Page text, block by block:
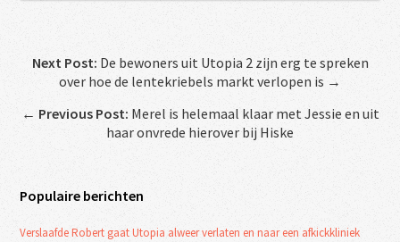
Next Post: De bewoners uit Utopia 2 zijn erg te spreken
over hoe de lentekriebels markt verlopen is →
← Previous Post: Merel is helemaal klaar met Jessie en uit
haar onvrede hierover bij Hiske
Populaire berichten
Verslaafde Robert gaat Utopia alweer verlaten en naar een afkickkliniek